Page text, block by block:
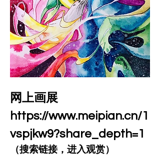
网上画展
https://www.meipian.cn/1
vspjkw9?share_depth=1
（搜索链接，进入观赏）